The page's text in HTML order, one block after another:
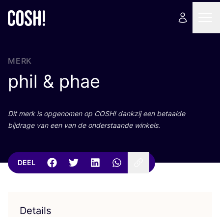
MERK
phil & phae
Dit merk is opge­no­men op COSH! dank­zij een betaal­de
bij­dra­ge van een van de onder­staan­de winkels.
DEEL
Details